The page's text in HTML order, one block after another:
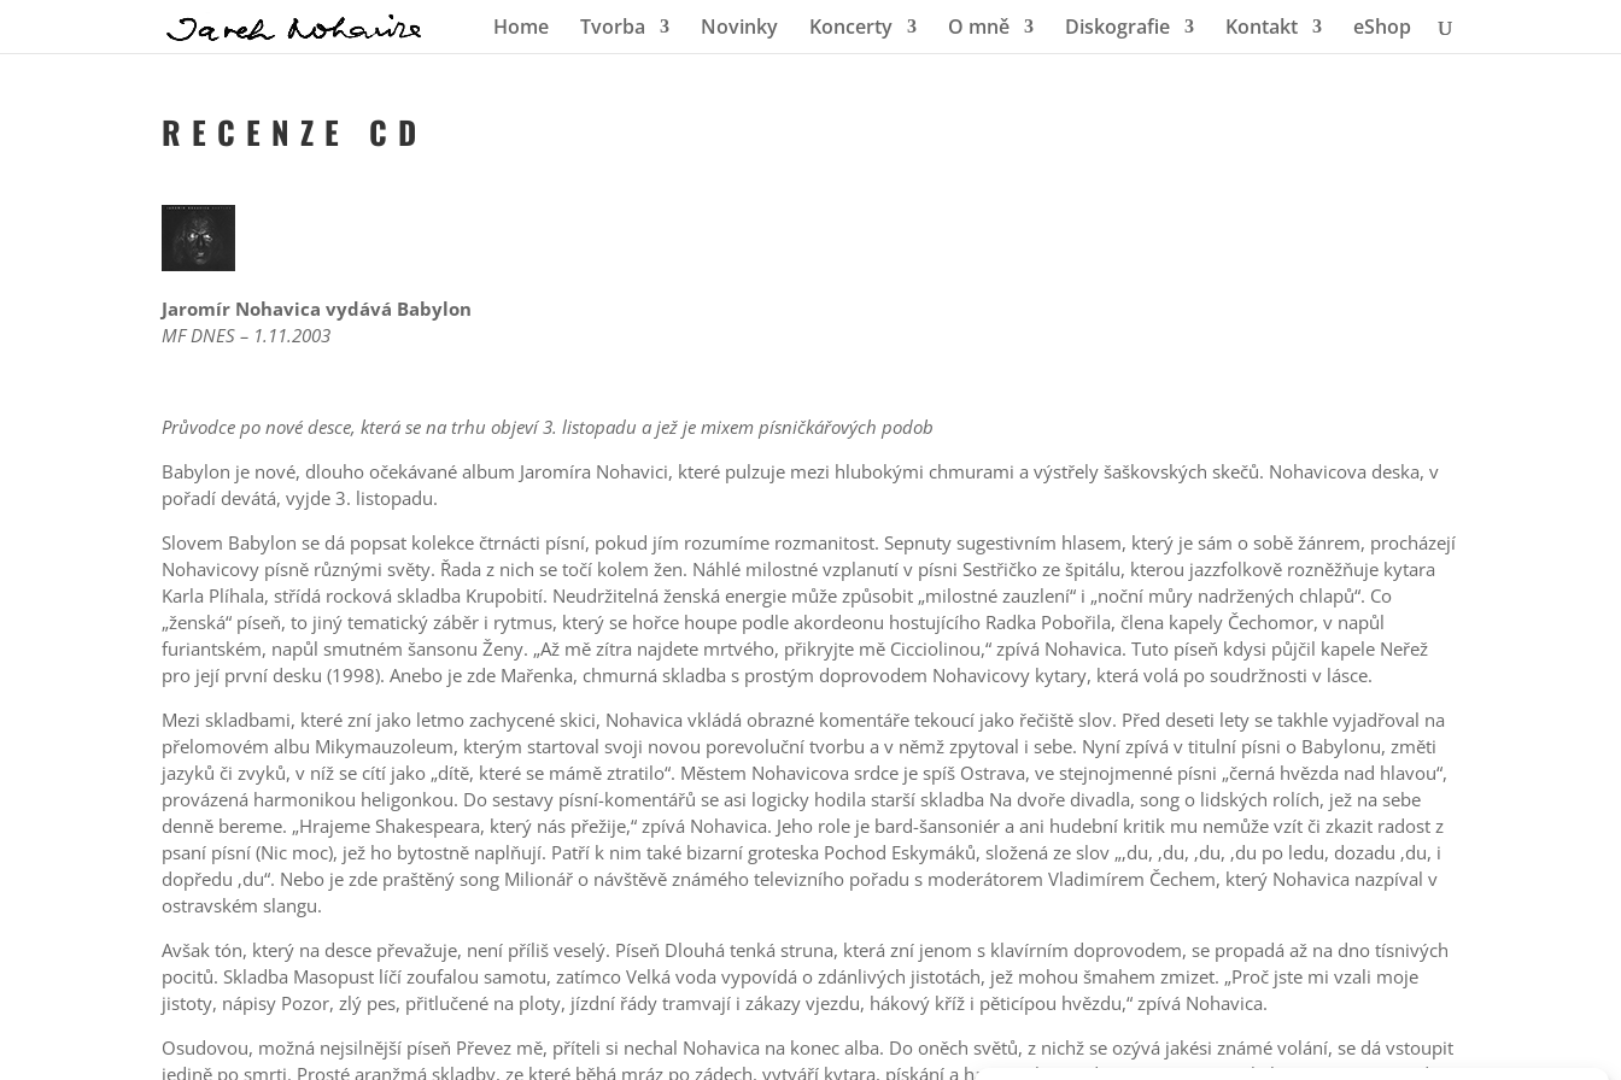
Home Tvorba Novinky Koncerty O mně Diskografie Kontakt eShop
R E C E N Z E C D
Jaromír Nohavica vydává Babylon
MF DNES – 1.11.2003
Průvodce po nové desce, která se na trhu objeví 3. listopadu a jež je mixem písničkářových podob
Babylon je nové, dlouho očekávané album Jaromíra Nohavici, které pulzuje mezi hlubokými chmurami a výstřely šaškovských skečů. Nohavicova deska, v
pořadí devátá, vyjde 3. listopadu.
Slovem Babylon se dá popsat kolekce čtrnácti písní, pokud jím rozumíme rozmanitost. Sepnuty sugestivním hlasem, který je sám o sobě žánrem, procházejí
Nohavicovy písně různými světy. Řada z nich se točí kolem žen. Náhlé milostné vzplanutí v písni Sestřičko ze špitálu, kterou jazzfolkově rozněžňuje kytara
Karla Plíhala, střídá rocková skladba Krupobití. Neudržitelná ženská energie může způsobit „milostné zauzlení“ i „noční můry nadržených chlapů“. Co
„ženská“ píseň, to jiný tematický záběr i rytmus, který se hořce houpe podle akordeonu hostujícího Radka Pobořila, člena kapely Čechomor, v napůl
furiantském, napůl smutném šansonu Ženy. „Až mě zítra najdete mrtvého, přikryjte mě Cicciolinou,“ zpívá Nohavica. Tuto píseň kdysi půjčil kapele Neřež
pro její první desku (1998). Anebo je zde Mařenka, chmurná skladba s prostým doprovodem Nohavicovy kytary, která volá po soudržnosti v lásce.
Mezi skladbami, které zní jako letmo zachycené skici, Nohavica vkládá obrazné komentáře tekoucí jako řečiště slov. Před deseti lety se takhle vyjadřoval na
přelomovém albu Mikymauzoleum, kterým startoval svoji novou porevoluční tvorbu a v němž zpytoval i sebe. Nyní zpívá v titulní písni o Babylonu, změti
jazyků či zvyků, v níž se cítí jako „dítě, které se mámě ztratilo“. Městem Nohavicova srdce je spíš Ostrava, ve stejnojmenné písni „černá hvězda nad hlavou“,
provázená harmonikou heligonkou. Do sestavy písní-komentářů se asi logicky hodila starší skladba Na dvoře divadla, song o lidských rolích, jež na sebe
denně bereme. „Hrajeme Shakespeara, který nás přežije,“ zpívá Nohavica. Jeho role je bard-šansoniér a ani hudební kritik mu nemůže vzít či zkazit radost z
psaní písní (Nic moc), jež ho bytostně naplňují. Patří k nim také bizarní groteska Pochod Eskymáků, složená ze slov „‚du, ‚du, ‚du, ‚du po ledu, dozadu ‚du, i
dopředu ‚du“. Nebo je zde praštěný song Milionář o návštěvě známého televizního pořadu s moderátorem Vladimírem Čechem, který Nohavica nazpíval v
ostravském slangu.
Avšak tón, který na desce převažuje, není příliš veselý. Píseň Dlouhá tenká struna, která zní jenom s klavírním doprovodem, se propadá až na dno tísnivých
pocitů. Skladba Masopust líčí zoufalou samotu, zatímco Velká voda vypovídá o zdánlivých jistotách, jež mohou šmahem zmizet. „Proč jste mi vzali moje
jistoty, nápisy Pozor, zlý pes, přitlučené na ploty, jízdní řády tramvají i zákazy vjezdu, hákový kříž i pěticípou hvězdu,“ zpívá Nohavica.
Osudovou, možná nejsilnější píseň Převez mě, příteli si nechal Nohavica na konec alba. Do oněch světů, z nichž se ozývá jakési známé volání, se dá vstoupit
jedině po smrti. Prosté aranžmá skladby, ze které běhá mráz po zádech, vytváří kytara, pískání a harmonika producenta Víta Sázavského. Písně mají střídmá